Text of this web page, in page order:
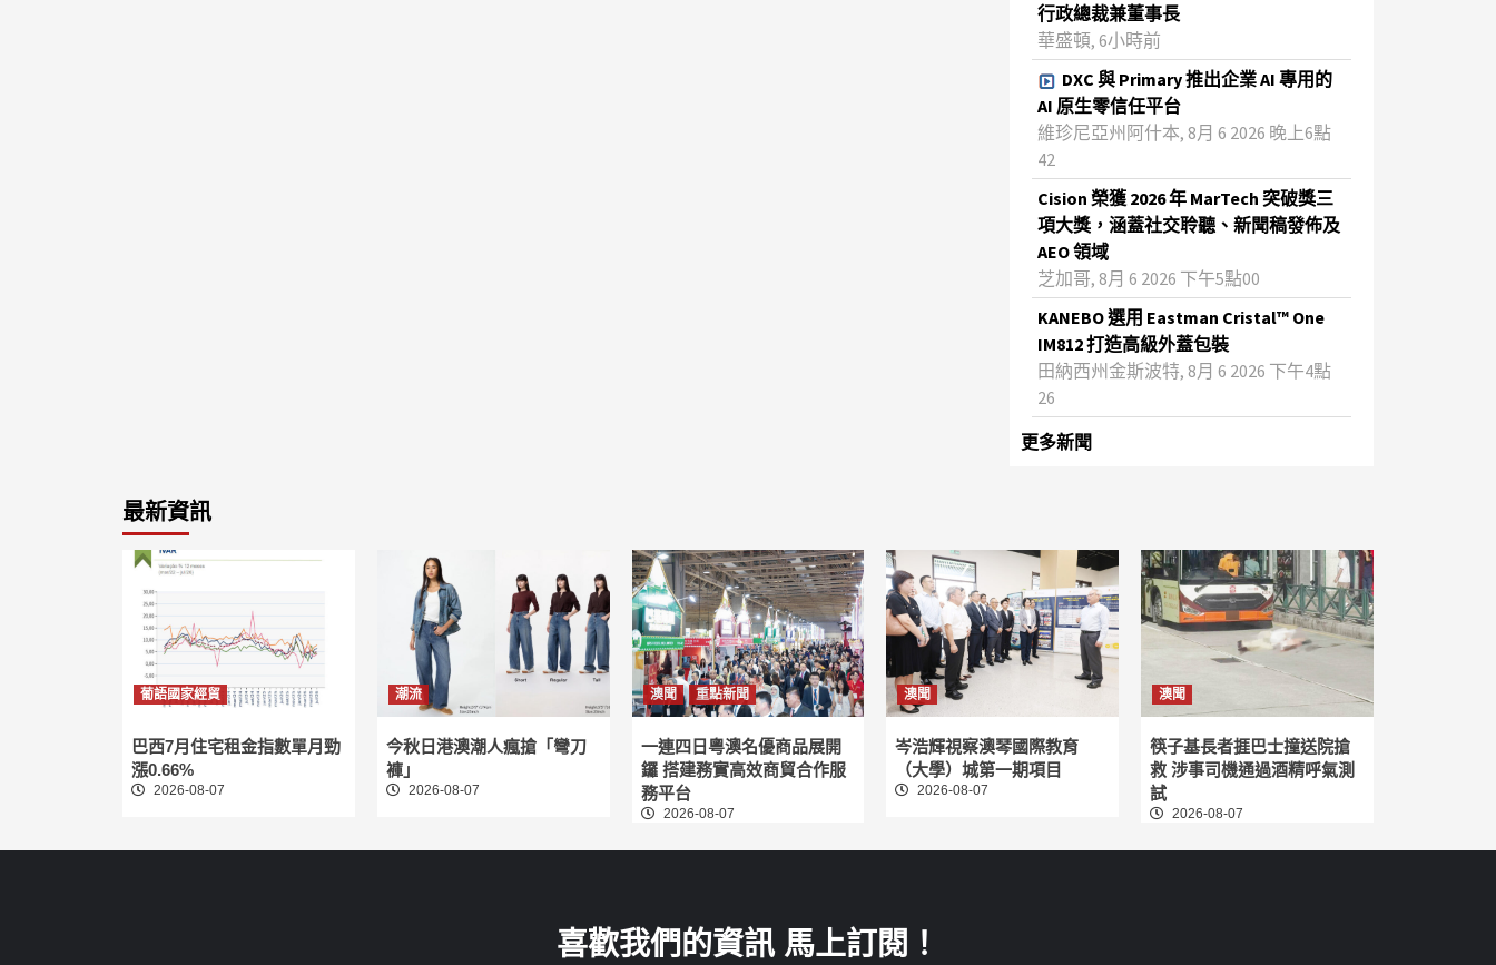
行政總裁兼董事長
華盛頓, 6小時前
DXC 與 Primary 推出企業 AI 專用的
AI 原生零信任平台
維珍尼亞州阿什本, 8月 6 2026 晚上6點
42
Cision 榮獲 2026 年 MarTech 突破獎三
項大獎，涵蓋社交聆聽、新聞稿發佈及
AEO 領域
芝加哥, 8月 6 2026 下午5點00
KANEBO 選用 Eastman Cristal™ One
IM812 打造高級外蓋包裝
田納西州金斯波特, 8月 6 2026 下午4點
26
更多新聞
最新資訊
葡語國家經貿
巴西7月住宅租金指數單月勁
漲0.66%
2026-08-07
潮流
今秋日港澳潮人瘋搶「彎刀
褲」
2026-08-07
澳聞 重點新聞
一連四日粵澳名優商品展開
鑼 搭建務實高效商貿合作服
務平台
2026-08-07
澳聞
岑浩輝視察澳琴國際教育
（大學）城第一期項目
2026-08-07
澳聞
筷子基長者捱巴士撞送院搶
救 涉事司機通過酒精呼氣測
試
2026-08-07
喜歡我們的資訊 馬上訂閱！